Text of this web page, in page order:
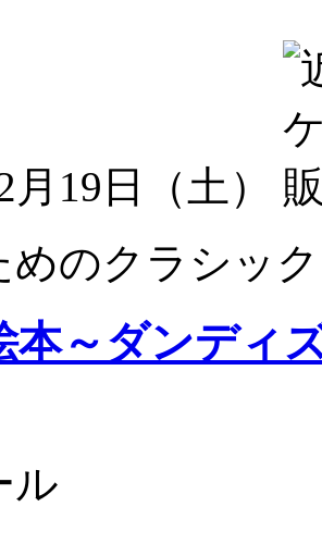
月19日（土）
めのクラシッ
本～ダンディ
ル